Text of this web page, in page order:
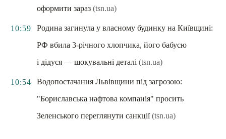
оформити зараз (tsn.ua)
10:59
Родина загинула у власному будинку на Київщині:
РФ вбила 3-річного хлопчика, його бабусю
і дідуся — шокувальні деталі (tsn.ua)
10:54
Водопостачання Львівщини під загрозою:
"Бориславська нафтова компанія" просить
Зеленського переглянути санкції (tsn.ua)